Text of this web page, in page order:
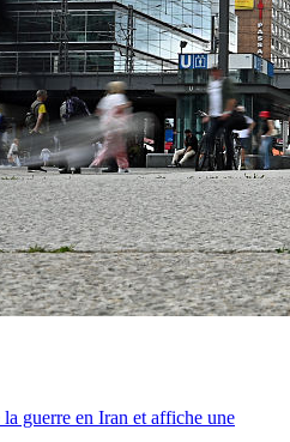
guerre en Iran et affiche une